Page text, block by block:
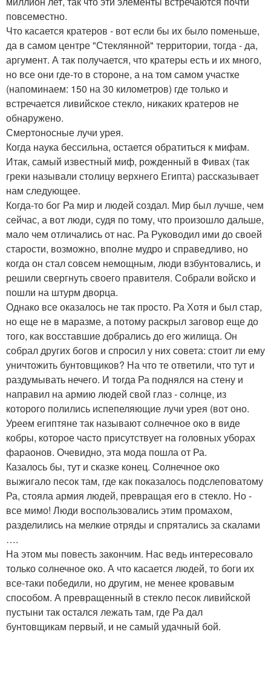
повсеместно.
Что касается кратеров - вот если бы их было поменьше,
да в самом центре "Стеклянной" территории, тогда - да,
аргумент. А так получается, что кратеры есть и их много,
но все они где-то в стороне, а на том самом участке
(напоминаем: 150 на 30 километров) где только и
встречается ливийское стекло, никаких кратеров не
обнаружено.
Смертоносные лучи урея.
Когда наука бессильна, остается обратиться к мифам.
Итак, самый известный миф, рожденный в Фивах (так
греки называли столицу верхнего Египта) рассказывает
нам следующее.
Когда-то бог Ра мир и людей создал. Мир был лучше, чем
сейчас, а вот люди, судя по тому, что произошло дальше,
мало чем отличались от нас. Ра Руководил ими до своей
старости, возможно, вполне мудро и справедливо, но
когда он стал совсем немощным, люди взбунтовались, и
решили свергнуть своего правителя. Собрали войско и
пошли на штурм дворца.
Однако все оказалось не так просто. Ра Хотя и был стар,
но еще не в маразме, а потому раскрыл заговор еще до
того, как восставшие добрались до его жилища. Он
собрал других богов и спросил у них совета: стоит ли ему
уничтожить бунтовщиков? На что те ответили, что тут и
раздумывать нечего. И тогда Ра поднялся на стену и
направил на армию людей свой глаз - солнце, из
которого полились испепеляющие лучи урея (вот оно.
Уреем египтяне так называют солнечное око в виде
кобры, которое часто присутствует на головных уборах
фараонов. Очевидно, эта мода пошла от Ра.
Казалось бы, тут и сказке конец. Солнечное око
выжигало песок там, где как показалось подслеповатому
Ра, стояла армия людей, превращая его в стекло. Но -
все мимо! Люди воспользовались этим промахом,
разделились на мелкие отряды и спрятались за скалами
….
На этом мы повесть закончим. Нас ведь интересовало
только солнечное око. А что касается людей, то боги их
все-таки победили, но другим, не менее кровавым
способом. А превращенный в стекло песок ливийской
пустыни так остался лежать там, где Ра дал
бунтовщикам первый, и не самый удачный бой.